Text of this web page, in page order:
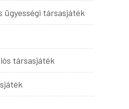
ügyességi társasjáték
társasjáték